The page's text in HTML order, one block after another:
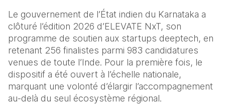
Le gouvernement de l’État indien du Karnataka a
clôturé l’édition 2026 d’ELEVATE NxT, son
programme de soutien aux startups deeptech, en
retenant 256 finalistes parmi 983 candidatures
venues de toute l’Inde. Pour la première fois, le
dispositif a été ouvert à l’échelle nationale,
marquant une volonté d’élargir l’accompagnement
au-delà du seul écosystème régional.